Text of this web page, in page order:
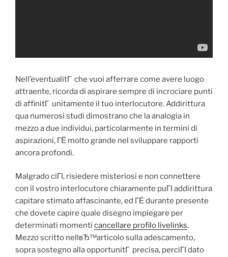
Nell’eventualitГ che vuoi afferrare come avere luogo
attraente, ricorda di aspirare sempre di incrociare punti
di affinitГ unitamente il tuo interlocutore. Addirittura
qua numerosi studi dimostrano che la analogia in
mezzo a due individui, particolarmente in termini di
aspirazioni, ГЁ molto grande nel sviluppare rapporti
ancora profondi.
Malgrado ciГІ, risiedere misteriosi e non connettere
con il vostro interlocutore chiaramente puГІ addirittura
capitare stimato affascinante, ed ГЁ durante presente
che dovete capire quale disegno impiegare per
determinati momenti cancellare profilo livelinks.
Mezzo scritto nellвЂ™articolo sulla adescamento,
sopra sostegno alla opportunitГ precisa, perciГІ dato